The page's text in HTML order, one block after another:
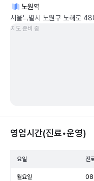
노원역
서울특별시 노원구 노해로
지도 준비 중
영업시간(진료•운영)
요일 진
월요일